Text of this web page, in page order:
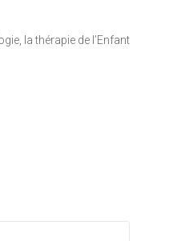
la thérapie de l’Enfant